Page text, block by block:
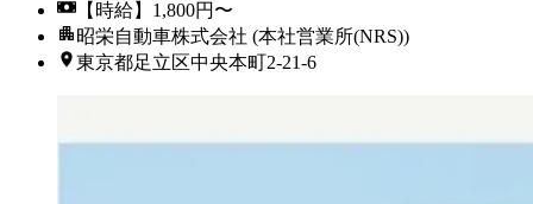
【時給】1,800円〜
昭栄自動車株式会社 (本社営業所(NRS))
東京都足立区中央本町2-21-6